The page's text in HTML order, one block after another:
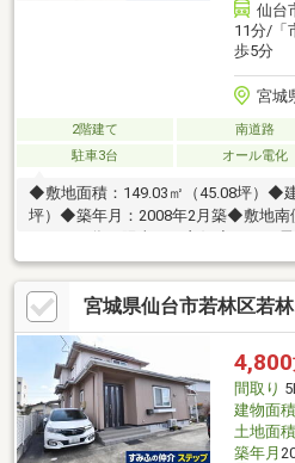
仙台
11分/「
歩5分
宮城
2階建て 南道路
駐車3台
オール電化
◆敷地面積：149.03㎡（45.08坪）◆
坪）◆築年月：2008年2月築◆敷地南
クッキングヒーター設置）◆間取り
が降り注ぐ南側に面した約17.0帖の
きる居心地の良い空間です。◆1階和
為、親戚や友人が来訪した際の客間
して活用できます。◆2階洋室：各洋
り、陽当たり良好。洋室（約8.0帖）
ト有り。◆駐車スペース：3台分（車
宮城県仙台市若林区若
4,800
間取り
建物面積
土地面積
築年月